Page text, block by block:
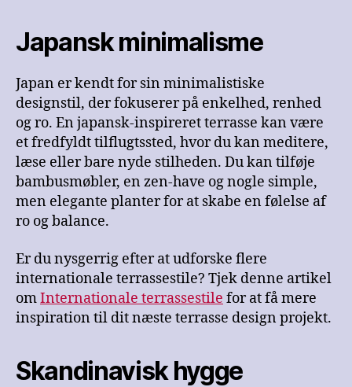
Japansk minimalisme
Japan er kendt for sin minimalistiske
designstil, der fokuserer på enkelhed, renhed
og ro. En japansk-inspireret terrasse kan være
et fredfyldt tilflugtssted, hvor du kan meditere,
læse eller bare nyde stilheden. Du kan tilføje
bambusmøbler, en zen-have og nogle simple,
men elegante planter for at skabe en følelse af
ro og balance.
Er du nysgerrig efter at udforske flere
internationale terrassestile? Tjek denne artikel
omInternationale terrassestile for at få mere
inspiration til dit næste terrasse design projekt.
Skandinavisk hygge